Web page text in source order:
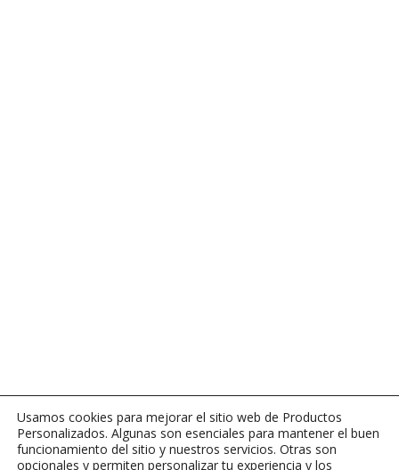
Usamos cookies para mejorar el sitio web de Productos
Personalizados. Algunas son esenciales para mantener el buen
funcionamiento del sitio y nuestros servicios. Otras son
opcionales y permiten personalizar tu experiencia y los